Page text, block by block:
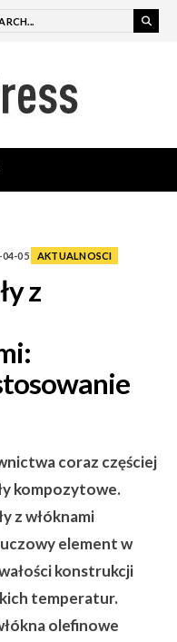
04-05 AKTUALNOSCI
z
coraz częściej
kompozytowe.
z włóknami
element w
konstrukcji
temperatur.
olefinowe